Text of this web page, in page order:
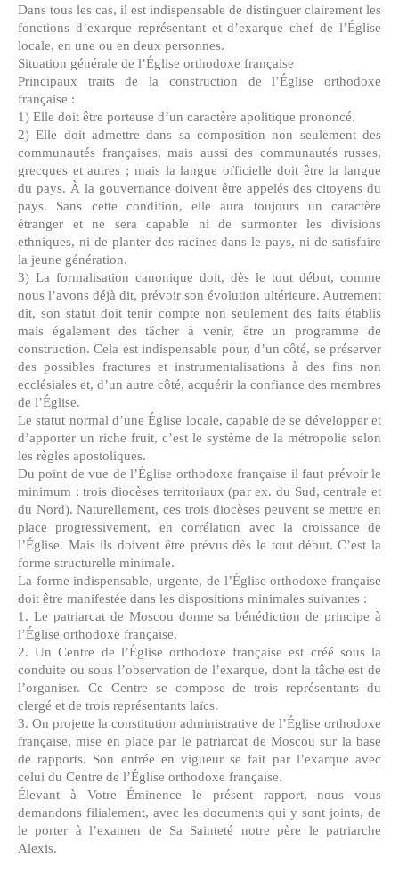
Dans tous les cas, il est indispensable de distinguer clairement les
fonctions d’exarque représentant et d’exarque chef de l’Église
locale, en une ou en deux personnes.
Situation générale de l’Église orthodoxe française
Principaux traits de la construction de l’Église orthodoxe
française :
1) Elle doit être porteuse d’un caractère apolitique prononcé.
2) Elle doit admettre dans sa composition non seulement des
communautés françaises, mais aussi des communautés russes,
grecques et autres ; mais la langue officielle doit être la langue
du pays. À la gouvernance doivent être appelés des citoyens du
pays. Sans cette condition, elle aura toujours un caractère
étranger et ne sera capable ni de surmonter les divisions
ethniques, ni de planter des racines dans le pays, ni de satisfaire
la jeune génération.
3) La formalisation canonique doit, dès le tout début, comme
nous l’avons déjà dit, prévoir son évolution ultérieure. Autrement
dit, son statut doit tenir compte non seulement des faits établis
mais également des tâcher à venir, être un programme de
construction. Cela est indispensable pour, d’un côté, se préserver
des possibles fractures et instrumentalisations à des fins non
ecclésiales et, d’un autre côté, acquérir la confiance des membres
de l’Église.
Le statut normal d’une Église locale, capable de se développer et
d’apporter un riche fruit, c’est le système de la métropolie selon
les règles apostoliques.
Du point de vue de l’Église orthodoxe française il faut prévoir le
minimum : trois diocèses territoriaux (par ex. du Sud, centrale et
du Nord). Naturellement, ces trois diocèses peuvent se mettre en
place progressivement, en corrélation avec la croissance de
l’Église. Mais ils doivent être prévus dès le tout début. C’est la
forme structurelle minimale.
La forme indispensable, urgente, de l’Église orthodoxe française
doit être manifestée dans les dispositions minimales suivantes :
1. Le patriarcat de Moscou donne sa bénédiction de principe à
l’Église orthodoxe française.
2. Un Centre de l’Église orthodoxe française est créé sous la
conduite ou sous l’observation de l’exarque, dont la tâche est de
l’organiser. Ce Centre se compose de trois représentants du
clergé et de trois représentants laïcs.
3. On projette la constitution administrative de l’Église orthodoxe
française, mise en place par le patriarcat de Moscou sur la base
de rapports. Son entrée en vigueur se fait par l’exarque avec
celui du Centre de l’Église orthodoxe française.
Élevant à Votre Éminence le présent rapport, nous vous
demandons filialement, avec les documents qui y sont joints, de
le porter à l’examen de Sa Sainteté notre père le patriarche
Alexis.